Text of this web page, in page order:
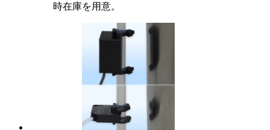
時在庫を用意。